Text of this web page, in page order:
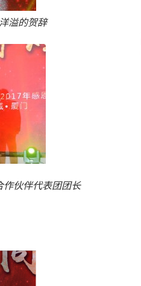
溢的贺辞
作伙伴代表团团长